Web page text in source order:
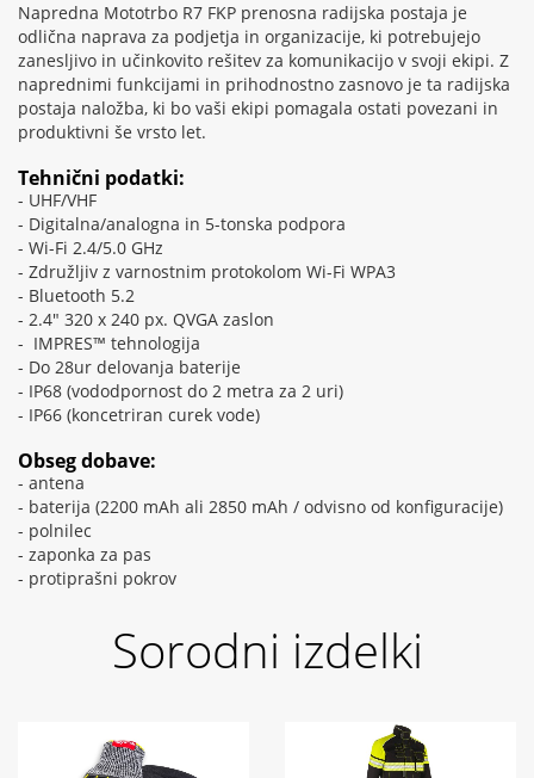
Napredna Mototrbo R7 FKP prenosna radijska postaja je
odlična naprava za podjetja in organizacije, ki potrebujejo
zanesljivo in učinkovito rešitev za komunikacijo v svoji ekipi. Z
naprednimi funkcijami in prihodnostno zasnovo je ta radijska
postaja naložba, ki bo vaši ekipi pomagala ostati povezani in
produktivni še vrsto let.
Tehnični podatki:
- UHF/VHF
- Digitalna/analogna in 5-tonska podpora
- Wi-Fi 2.4/5.0 GHz
- Združljiv z varnostnim protokolom Wi-Fi WPA3
- Bluetooth 5.2
- 2.4" 320 x 240 px. QVGA zaslon
- IMPRES™ tehnologija
- Do 28ur delovanja baterije
- IP68 (vododpornost do 2 metra za 2 uri)
- IP66 (koncetriran curek vode)
Obseg dobave:
- antena
- baterija (2200 mAh ali 2850 mAh / odvisno od konfiguracije)
- polnilec
- zaponka za pas
- protiprašni pokrov
Sorodni izdelki